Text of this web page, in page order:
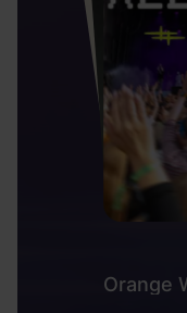
Orange